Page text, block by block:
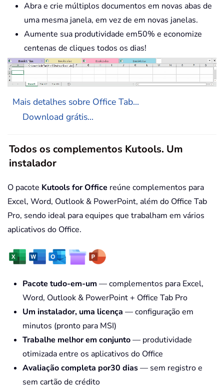
Abra e crie múltiplos documentos em novas abas de
uma mesma janela, em vez de em novas janelas.
Aumente sua produtividade em50% e economize
centenas de cliques todos os dias!
Mais detalhes sobre Office Tab...
Download grátis...
Todos os complementos Kutools. Um
instalador
O pacote Kutools for Office reúne complementos para
Excel, Word, Outlook & PowerPoint, além do Office Tab
Pro, sendo ideal para equipes que trabalham em vários
aplicativos do Office.
Pacote tudo-em-um — complementos para Excel,
Word, Outlook & PowerPoint + Office Tab Pro
Um instalador, uma licença — configuração em
minutos (pronto para MSI)
Trabalhe melhor em conjunto— produtividade
otimizada entre os aplicativos do Office
Avaliação completa por30 dias— sem registro e
sem cartão de crédito